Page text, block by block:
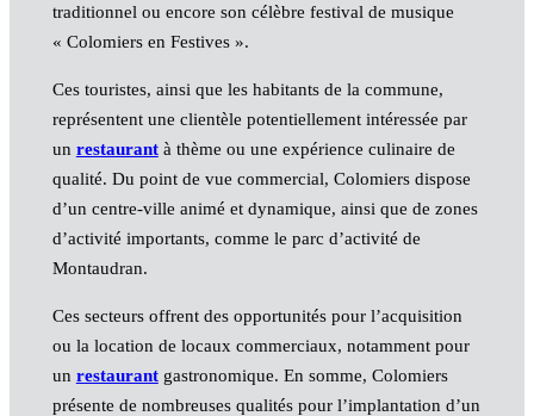
traditionnel ou encore son célèbre festival de musique
« Colomiers en Festives ».
Ces touristes, ainsi que les habitants de la commune,
représentent une clientèle potentiellement intéressée par
un restaurantà thème ou une expérience culinaire de
qualité. Du point de vue commercial, Colomiers dispose
d’un centre-ville animé et dynamique, ainsi que de zones
d’activité importants, comme le parc d’activité de
Montaudran.
Ces secteurs offrent des opportunités pour l’acquisition
ou la location de locaux commerciaux, notamment pour
un restaurantgastronomique. En somme, Colomiers
présente de nombreuses qualités pour l’implantation d’un